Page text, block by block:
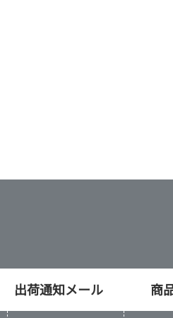
出荷通知メール 商